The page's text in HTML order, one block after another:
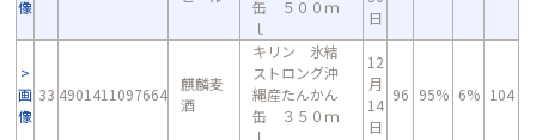
像
缶 ５００ｍ
ｌ
日
画
像
33 4901411097664
麒麟麦
酒
キリン 氷結
ストロング沖
縄産たんかん
缶 ３５０ｍ
12
月
14
日
96 95% 6% 104